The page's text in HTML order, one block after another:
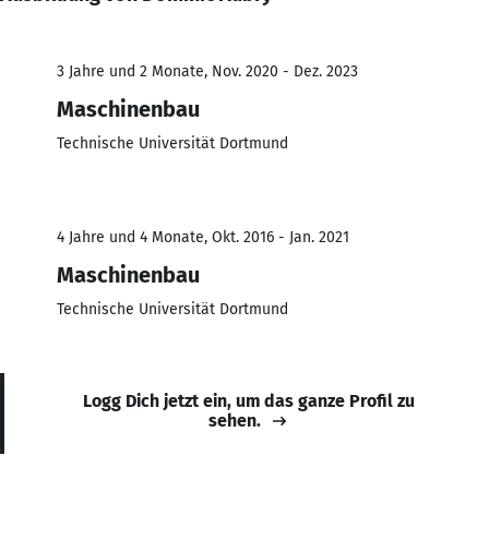
3 Jahre und 2 Monate, Nov. 2020 - Dez. 2023
Maschinenbau
Technische Universität Dortmund
4 Jahre und 4 Monate, Okt. 2016 - Jan. 2021
Maschinenbau
Technische Universität Dortmund
Logg Dich jetzt ein, um das ganze Profil zu
sehen.